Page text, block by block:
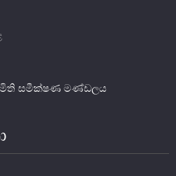
සමීක්ෂණ මණ්ඩලය